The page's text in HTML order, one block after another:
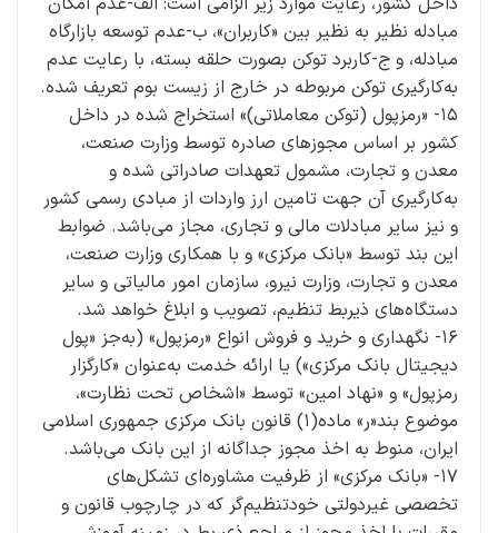
مبادله نظیر به نظیر بین «کاربران»، ب-عدم توسعه بازارگاه
مبادله، و ج-کاربرد توکن بصورت حلقه بسته، با رعایت عدم
به‌کارگیری توکن مربوطه در خارج از زیست بوم تعریف شده.
۱۵- «رمزپول (توکن معاملاتی)» استخراج شده در داخل
کشور بر اساس مجوزهای صادره توسط وزارت صنعت،
معدن و تجارت، مشمول تعهدات صادراتی شده و
به‌کارگیری آن جهت تامین ارز واردات از مبادی رسمی کشور
و نیز سایر مبادلات مالی و تجاری، مجاز می‌باشد. ضوابط
این بند توسط «بانک مرکزی» و با همکاری وزارت صنعت،
معدن و تجارت، وزارت نیرو، سازمان امور مالیاتی و سایر
دستگاه‌های ذیربط تنظیم، تصویب و ابلاغ خواهد شد.
۱۶- نگهداری و خرید و فروش انواع «رمزپول» (به‌جز «پول
دیجیتال ‌بانک مرکزی») یا ارائه خدمت به‌عنوان «کارگزار
رمزپول» و «نهاد امین» توسط «اشخاص تحت نظارت»،
موضوع بند«ر» ماده(۱) قانون بانک مرکزی جمهوری اسلامی
ایران، منوط به اخذ مجوز جداگانه از این بانک می‌باشد.
۱۷- ‌«بانک مرکزی» از ظرفیت مشاوره‌ای تشکل‌های
تخصصی غیردولتی خودتنظیم‌گر که در چارچوب قانون و